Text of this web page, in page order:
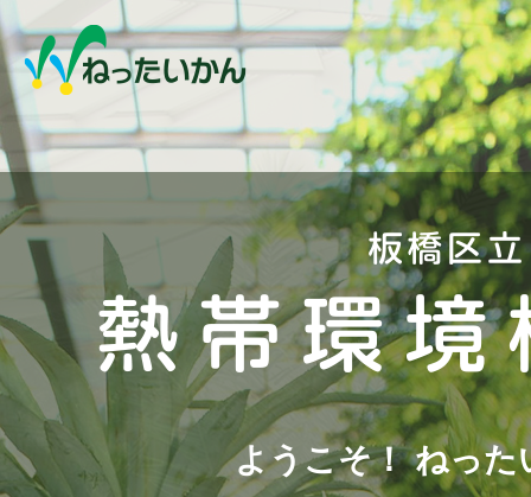
ようこそ！ ねった